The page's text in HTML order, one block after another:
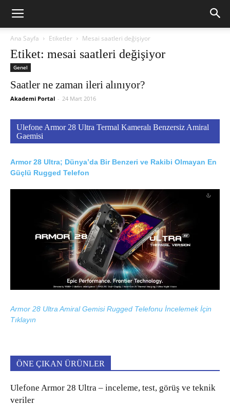
Ana Sayfa Etiketler Mesai saatleri değişiyor
Etiket: mesai saatleri değişiyor
Genel
Saatler ne zaman ileri alınıyor?
Akademi Portal - 24 Mart 2016
Ulefone Armor 28 Ultra Termal Kameralı Benzersiz Amiral
Gaemisi
Armor 28 Ultra; Dünya’da Bir Benzeri ve Rakibi Olmayan En
Güçlü Rugged Telefon
Armor 28 Ultra Amiral Gemisi Rugged Telefonu İncelemek İçin
Tıklayın
ÖNE ÇIKAN ÜRÜNLER
Ulefone Armor 28 Ultra – inceleme, test, görüş ve teknik
veriler